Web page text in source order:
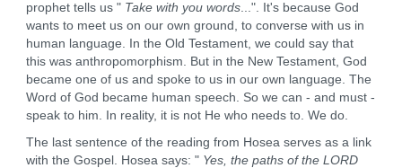
prophet tells us " Take with you words...". It's because God
wants to meet us on our own ground, to converse with us in
human language. In the Old Testament, we could say that
this was anthropomorphism. But in the New Testament, God
became one of us and spoke to us in our own language. The
Word of God became human speech. So we can - and must -
speak to him. In reality, it is not He who needs to. We do.
The last sentence of the reading from Hosea serves as a link
with the Gospel. Hosea says: " Yes, the paths of the LORD